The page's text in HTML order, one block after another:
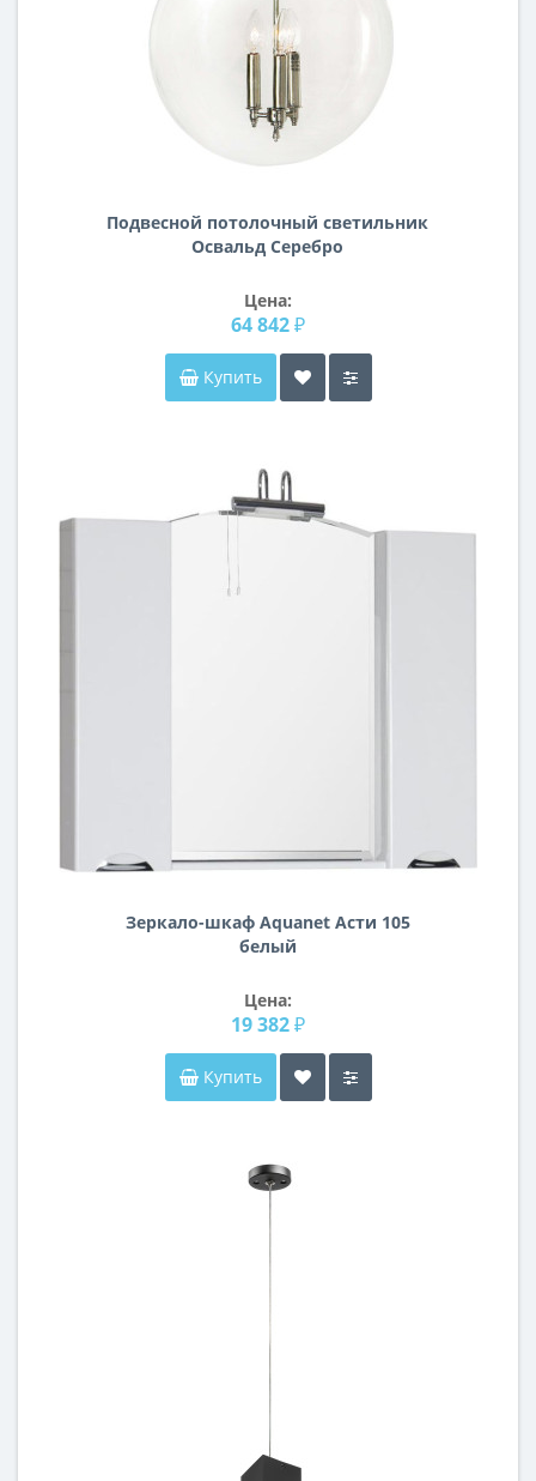
Подвесной потолочный светильник
Освальд Серебро
Цена:
64 842 ₽
Купить
Зеркало-шкаф Aquanet Асти 105
белый
Цена:
19 382 ₽
Купить